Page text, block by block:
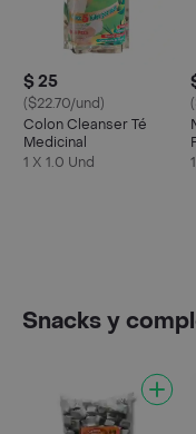
$ 25
($22.70/und)
Colon Cleanser Té
Medicinal
1 X 1.0 Und
Snacks y